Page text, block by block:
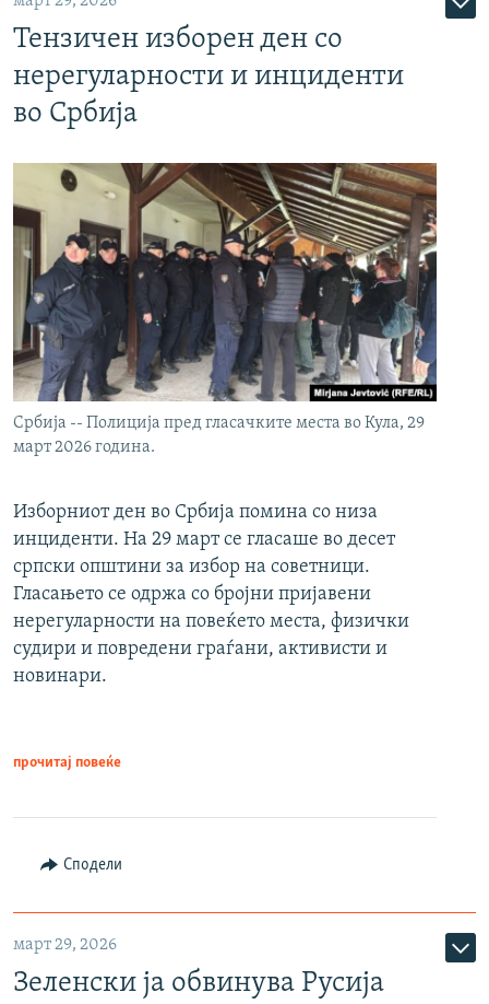
Тензичен изборен ден со
нерегуларности и инциденти
во Србија
Србија -- Полиција пред гласачките места во Кула, 29
март 2026 година.
Изборниот ден во Србија помина со низа
инциденти. На 29 март се гласаше во десет
српски општини за избор на советници.
Гласањето се одржа со бројни пријавени
нерегуларности на повеќето места, физички
судири и повредени граѓани, активисти и
новинари.
прочитај повеќе
Сподели
март 29, 2026
Зеленски ја обвинува Русија